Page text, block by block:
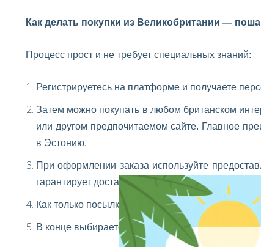
Как делать покупки из Великобритании —
Процесс прост и не требует специальных знаний:
Регистрируетесь на платформе и получаете
Затем можно покупать в любом британском
или другом предпочитаемом сайте. Главное
в Эстонию.
При оформлении заказа используйте
гарантирует доставку посылки на склад
Как только посылка прибудет, компания
В конце выбираете способ получения —